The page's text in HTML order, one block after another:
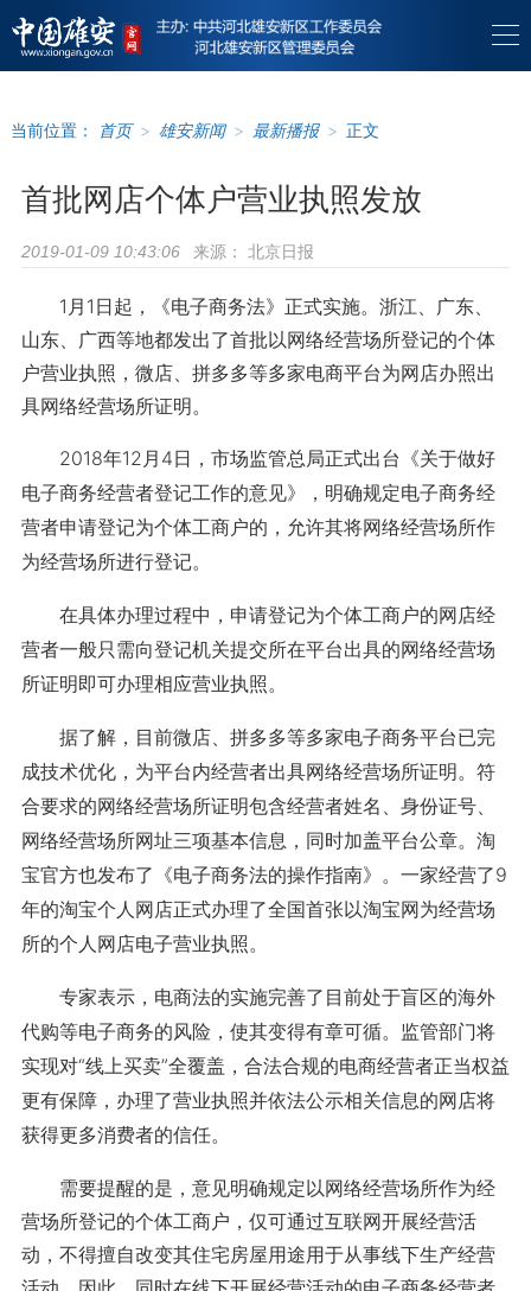
当前位置： 首页 > 雄安新闻 > 最新播报 > 正文
首批网店个体户营业执照发放
2019-01-09 10:43:06 来源： 北京日报
1月1日起，《电子商务法》正式实施。浙江、广东、
山东、广西等地都发出了首批以网络经营场所登记的个体
户营业执照，微店、拼多多等多家电商平台为网店办照出
具网络经营场所证明。
2018年12月4日，市场监管总局正式出台《关于做好
电子商务经营者登记工作的意见》，明确规定电子商务经
营者申请登记为个体工商户的，允许其将网络经营场所作
为经营场所进行登记。
在具体办理过程中，申请登记为个体工商户的网店经
营者一般只需向登记机关提交所在平台出具的网络经营场
所证明即可办理相应营业执照。
据了解，目前微店、拼多多等多家电子商务平台已完
成技术优化，为平台内经营者出具网络经营场所证明。符
合要求的网络经营场所证明包含经营者姓名、身份证号、
网络经营场所网址三项基本信息，同时加盖平台公章。淘
宝官方也发布了《电子商务法的操作指南》。一家经营了9
年的淘宝个人网店正式办理了全国首张以淘宝网为经营场
所的个人网店电子营业执照。
专家表示，电商法的实施完善了目前处于盲区的海外
代购等电子商务的风险，使其变得有章可循。监管部门将
实现对“线上买卖”全覆盖，合法合规的电商经营者正当权益
更有保障，办理了营业执照并依法公示相关信息的网店将
获得更多消费者的信任。
需要提醒的是，意见明确规定以网络经营场所作为经
营场所登记的个体工商户，仅可通过互联网开展经营活
动，不得擅自改变其住宅房屋用途用于从事线下生产经营